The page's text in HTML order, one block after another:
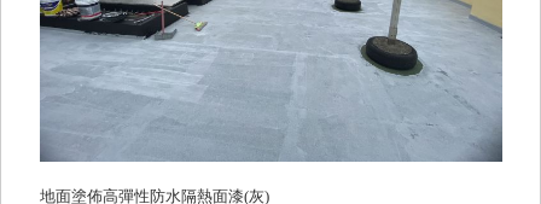
地面塗佈高彈性防水隔熱面漆(灰)